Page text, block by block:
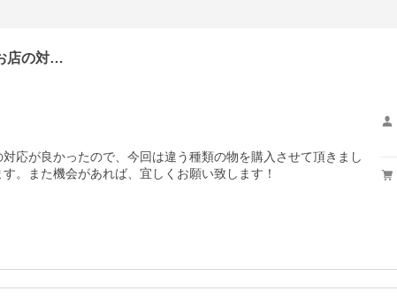
店の対…
応が良かったので、今回は違う種類の物を購入させて頂きまし
。また機会があれば、宜しくお願い致します！